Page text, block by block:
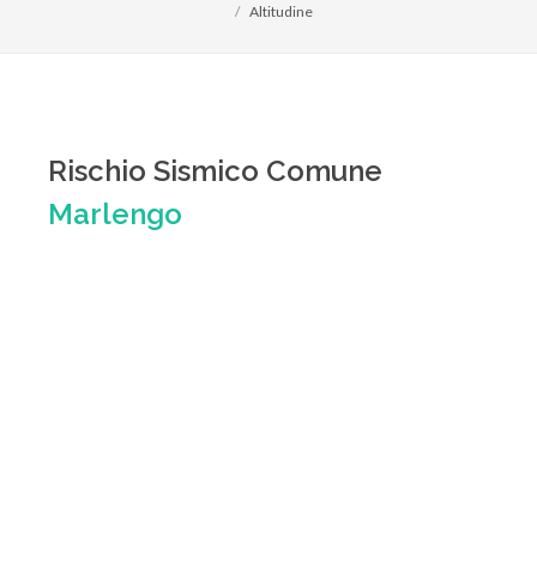
Altitudine
Rischio Sismico Comune
Marlengo